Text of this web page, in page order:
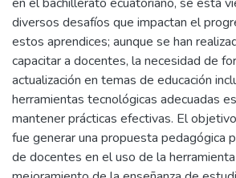
en el bachillerato ecuatoriano, se está
diversos desafíos que impactan el
estos aprendices; aunque se han
capacitar a docentes, la necesidad de
actualización en temas de educación
herramientas tecnológicas adecuadas
mantener prácticas efectivas. El
fue generar una propuesta pedagógica
de docentes en el uso de la